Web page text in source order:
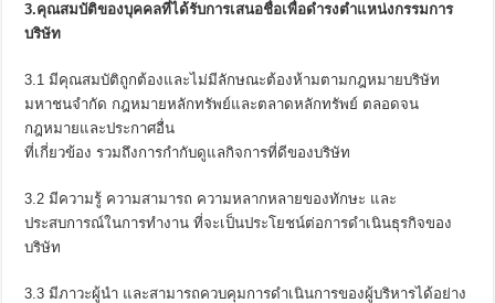
3.คุณสมบัติของบุคคลที่ได้รับการเสนอชื่อเพื่อดำรงตำแหน่งกรรมการ
บริษัท
3.1 มีคุณสมบัติถูกต้องและไม่มีลักษณะต้องห้ามตามกฎหมายบริษัท
มหาชนจำกัด กฎหมายหลักทรัพย์และตลาดหลักทรัพย์ ตลอดจน
กฎหมายและประกาศอื่น
ที่เกี่ยวข้อง รวมถึงการกำกับดูแลกิจการที่ดีของบริษัท
3.2 มีความรู้ ความสามารถ ความหลากหลายของทักษะ และ
ประสบการณ์ในการทำงาน ที่จะเป็นประโยชน์ต่อการดำเนินธุรกิจของ
บริษัท
3.3 มีภาวะผู้นำ และสามารถควบคุมการดำเนินการของผู้บริหารได้อย่าง